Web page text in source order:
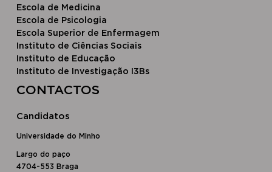
Escola de Medicina
Escola de Psicologia
Escola Superior de Enfermagem
Instituto de Ciências Sociais
Instituto de Educação
Instituto de Investigação I3Bs
CONTACTOS
Candidatos
Universidade do Minho
Largo do paço
4704-553 Braga